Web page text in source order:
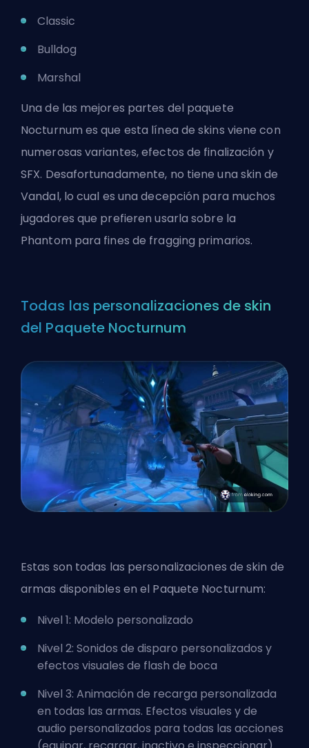
Classic
Bulldog
Marshal
Una de las mejores partes del paquete
Nocturnum es que esta línea de skins viene con
numerosas variantes, efectos de finalización y
SFX. Desafortunadamente, no tiene una skin de
Vandal, lo cual es una decepción para muchos
jugadores que prefieren usarla sobre la
Phantom para fines de fragging primarios.
Todas las personalizaciones de skin
del Paquete Nocturnum
Estas son todas las personalizaciones de skin de
armas disponibles en el Paquete Nocturnum:
Nivel 1: Modelo personalizado
Nivel 2: Sonidos de disparo personalizados y
efectos visuales de flash de boca
Nivel 3: Animación de recarga personalizada
en todas las armas. Efectos visuales y de
audio personalizados para todas las acciones